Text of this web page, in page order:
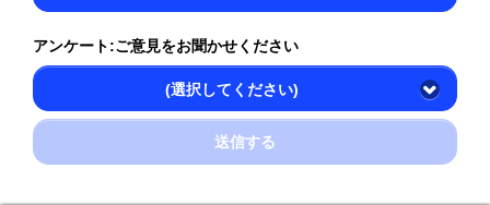
アンケート:ご意見をお聞かせください
(選択してください)
送信する